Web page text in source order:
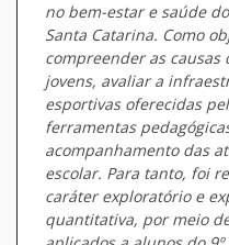
no bem-estar e saúde
Santa Catarina. Como
compreender as
jovens, avaliar a
esportivas oferecidas
ferramentas
acompanhamento das
escolar. Para tanto, foi
caráter exploratório e
quantitativa, por meio